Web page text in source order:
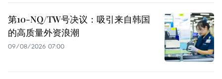
第10-NQ/TW号决议：吸引来自韩国
的高质量外资浪潮
09/08/2026 07:00